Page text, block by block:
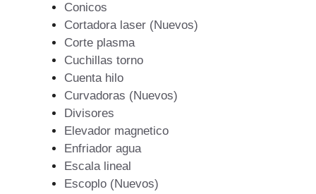
Conicos
Cortadora laser (Nuevos)
Corte plasma
Cuchillas torno
Cuenta hilo
Curvadoras (Nuevos)
Divisores
Elevador magnetico
Enfriador agua
Escala lineal
Escoplo (Nuevos)